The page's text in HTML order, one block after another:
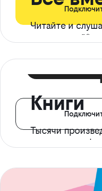
Читайте и
ограничений*
Книги
Тысячи
с доступом